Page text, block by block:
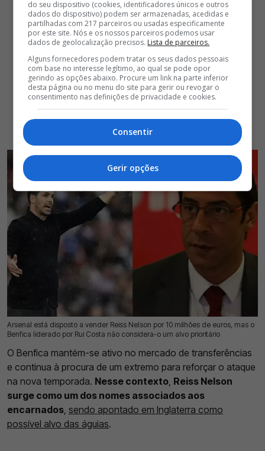
Arsenal está disposto a vender Reiss Nelson por 10 milhões de euros, mas o
Benfica liderado por Rui Costa não considera-o um alvo prioritário
27 Jul 2026 | 14:00 | 0
O Benfica mantém-se ativo no mercado de transferências
e continua à procura de um extremo para reforçar o ataque
na nova temporada. Nesse contexto Reiss Nelson
surge como um dos nomes associados aos
encarnados sendo apontado em Inglaterra como
possível alvo das águias.
do seu dispositivo (cookies, identificadores únicos e outros
dados do dispositivo) podem ser armazenadas, acedidas e
partilhadas com 217 parceiros ou usadas especificamente
por este site. Nós e os nossos parceiros podemos usar
dados de geolocalização precisos. Lista de parceiros.
Alguns fornecedores podem tratar os seus dados pessoais
com base no interesse legítimo, ao qual se pode opor
gerindo as opções abaixo. Procure um link na parte inferior
desta página ou no menu do site para gerir ou revogar o
consentimento nas definições de privacidade e cookies.
Consentir
Gerir opções